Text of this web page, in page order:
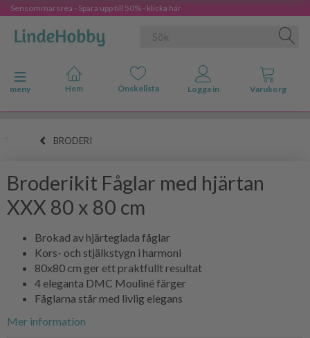
Sensommarsrea - Spara upp till 50% - klicka här
Ändra navigering
meny
BRODERI
Broderikit Fåglar med hjärtan
XXX 80 x 80 cm
Brokad av hjärteglada fåglar
Kors- och stjälkstygn i harmoni
80x80 cm ger ett praktfullt resultat
4 eleganta DMC Mouliné färger
Fåglarna står med livlig elegans
Mer information